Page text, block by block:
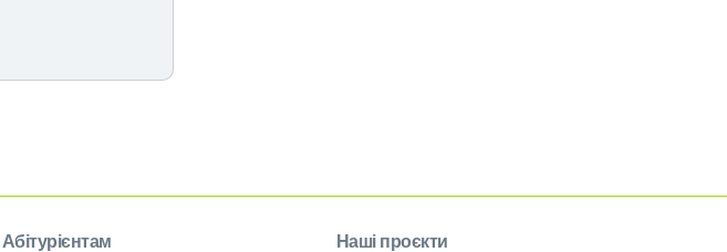
Абітурієнтам Наші проєкти